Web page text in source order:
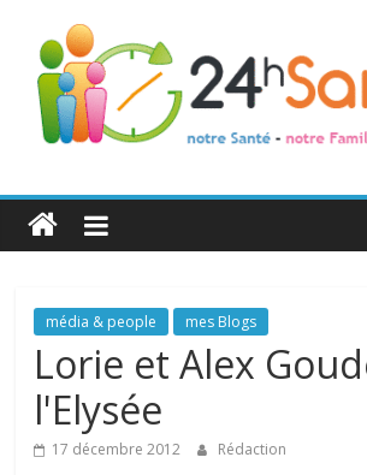
24h
Santé
La
santé
toute
famille
média & people mes Blogs
Lorie et Alex
l'Elysée
17 décembre 2012 Rédaction